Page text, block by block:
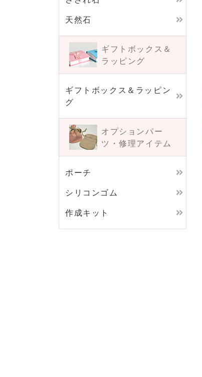
天然石
ギフトボックス＆
ラッピング
ギフトボックス＆ラッピン
グ
オプションパー
ツ・修理アイテム
ポーチ
シリコンゴム
作成キット